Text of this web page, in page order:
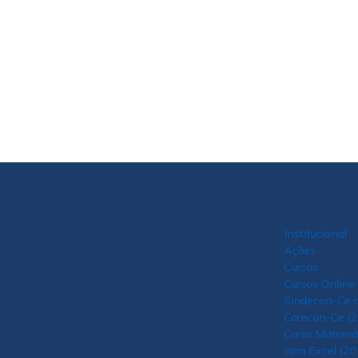
Institucional
Ações
Cursos
Cursos
Sindecon-Ce
Corecon-Ce
Curso
com Excel